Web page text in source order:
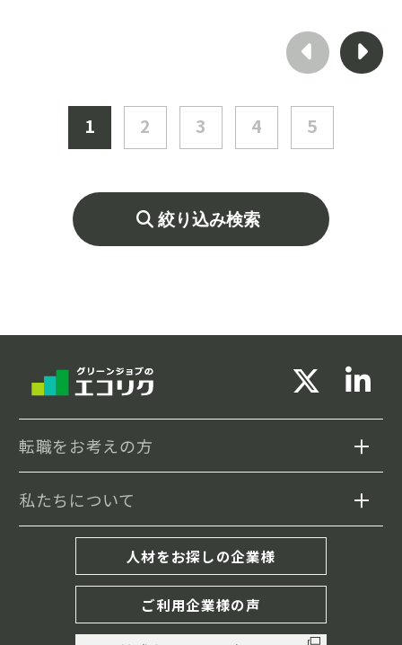
1 2 3 4 5
絞り込み検索
転職をお考えの方
求人検索
私たちについて
エコリクについて
転職成功までの流れ
人材をお探しの企業様
ご利用企業様の声